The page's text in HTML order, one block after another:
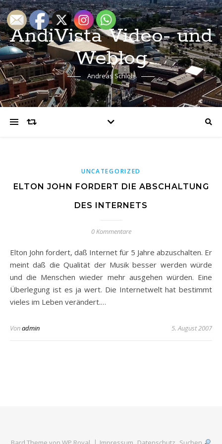
AndiVista Video- und
Weblog
Andreas Schloh
UNCATEGORIZED
ELTON JOHN FORDERT DIE ABSCHALTUNG
DES INTERNETS
0 Kommentare
Elton John fordert, daß Internet für 5 Jahre abzuschalten. Er
meint daß die Qualität der Musik besser werden würde
und die Menschen wieder mehr ausgehen würden. Eine
Überlegung ist es ja wert. Die Internetwelt hat bestimmt
vieles im Leben verändert.…
Vonadmin 5. August 2007